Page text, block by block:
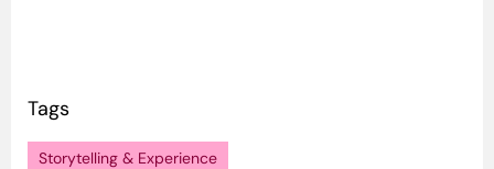
Tags
Storytelling & Experience